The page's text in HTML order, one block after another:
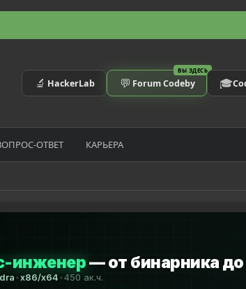
🔬 HackerLab
ВЫ ЗДЕСЬ
💬 Forum Codeby 🎓
ОТВЕТ КАРЬЕРА